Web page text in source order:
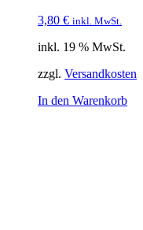
3,80 € inkl. MwSt.
inkl. 19 % MwSt.
zzgl. Versandkosten
In den Warenkorb